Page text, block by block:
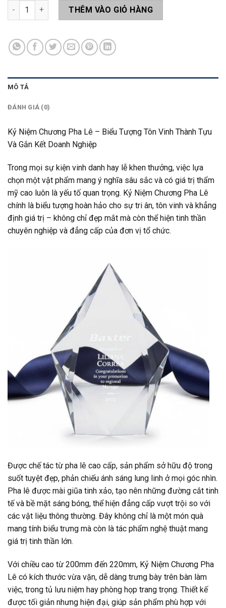
Kỷ Niệm Chương KLA05 số lượng
THÊM VÀO GIỎ HÀNG
MÔ TẢ
ĐÁNH GIÁ (0)
Kỷ Niệm Chương Pha Lê – Biểu Tượng Tôn Vinh Thành Tựu
Và Gắn Kết Doanh Nghiệp
Trong mọi sự kiện vinh danh hay lễ khen thưởng, việc lựa
chọn một vật phẩm mang ý nghĩa sâu sắc và có giá trị thẩm
mỹ cao luôn là yếu tố quan trọng. Kỷ Niệm Chương Pha Lê
chính là biểu tượng hoàn hảo cho sự tri ân, tôn vinh và khẳng
định giá trị – không chỉ đẹp mắt mà còn thể hiện tinh thần
chuyên nghiệp và đẳng cấp của đơn vị tổ chức.
Được chế tác từ pha lê cao cấp, sản phẩm sở hữu độ trong
suốt tuyệt đẹp, phản chiếu ánh sáng lung linh ở mọi góc nhìn.
Pha lê được mài giũa tinh xảo, tạo nên những đường cắt tinh
tế và bề mặt sáng bóng, thể hiện đẳng cấp vượt trội so với
các vật liệu thông thường. Đây không chỉ là một món quà
mang tính biểu trưng mà còn là tác phẩm nghệ thuật mang
giá trị tinh thần lớn.
Với chiều cao từ 200mm đến 220mm, Kỷ Niệm Chương Pha
Lê có kích thước vừa vặn, dễ dàng trưng bày trên bàn làm
việc, trong tủ lưu niệm hay phòng họp trang trọng. Thiết kế
được tối giản nhưng hiện đại, giúp sản phẩm phù hợp với